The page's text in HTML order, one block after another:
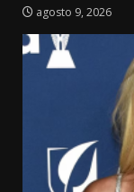
agosto 9, 2026